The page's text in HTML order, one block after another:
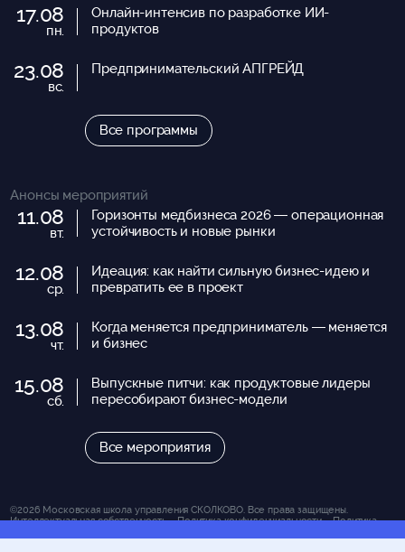
17.08
пн.
Онлайн-интенсив по разработке ИИ-
продуктов
23.08
вс.
Предпринимательский АПГРЕЙД
Все программы
Анонсы мероприятий
11.08
вт.
Горизонты медбизнеса 2026 — операционная
устойчивость и новые рынки
12.08
ср.
Идеация: как найти сильную бизнес-идею и
превратить ее в проект
13.08
чт.
Когда меняется предприниматель — меняется
и бизнес
15.08
сб.
Выпускные питчи: как продуктовые лидеры
пересобирают бизнес-модели
Все мероприятия
©2026 Московская школа управления СКОЛКОВО. Все права защищены.
Интеллектуальная собственность.
Политика конфиденциальности.
Политика